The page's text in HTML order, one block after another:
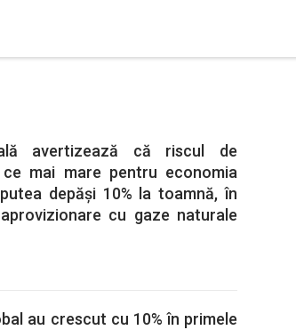
avertizează că riscul de
mai mare pentru economia
depăși 10% la toamnă, în
cu gaze naturale
au crescut cu 10% în primele